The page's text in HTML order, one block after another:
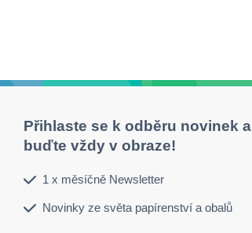
Přihlaste se k odběru novinek a
buďte vždy v obraze!
1 x měsíčně Newsletter
Novinky ze světa papírenství a obalů